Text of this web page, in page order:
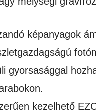
képanyagok
gyorsasággal
kezelhető